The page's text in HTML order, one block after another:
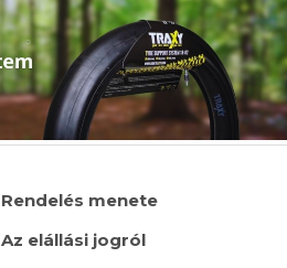
Rendelés menete
Az elállási jogról